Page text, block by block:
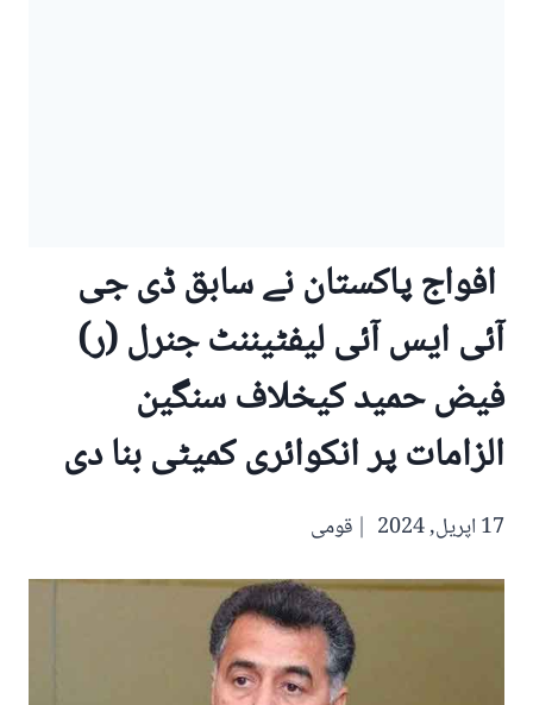
افواج پاکستان نے سابق ڈی جی
آئی ایس آئی لیفٹیننٹ جنرل (ر)
فیض حمید کیخلاف سنگین
الزامات پر انکوائری کمیٹی بنا دی
17 اپریل, 2024 قومی